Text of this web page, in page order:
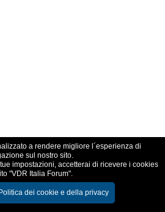
a rendere migliore l´esperienza di
sul nostro sito.
impostazioni, accetterai di ricevere i cookies
"VDR Italia Forum".
Politica dei cookie e della privacy